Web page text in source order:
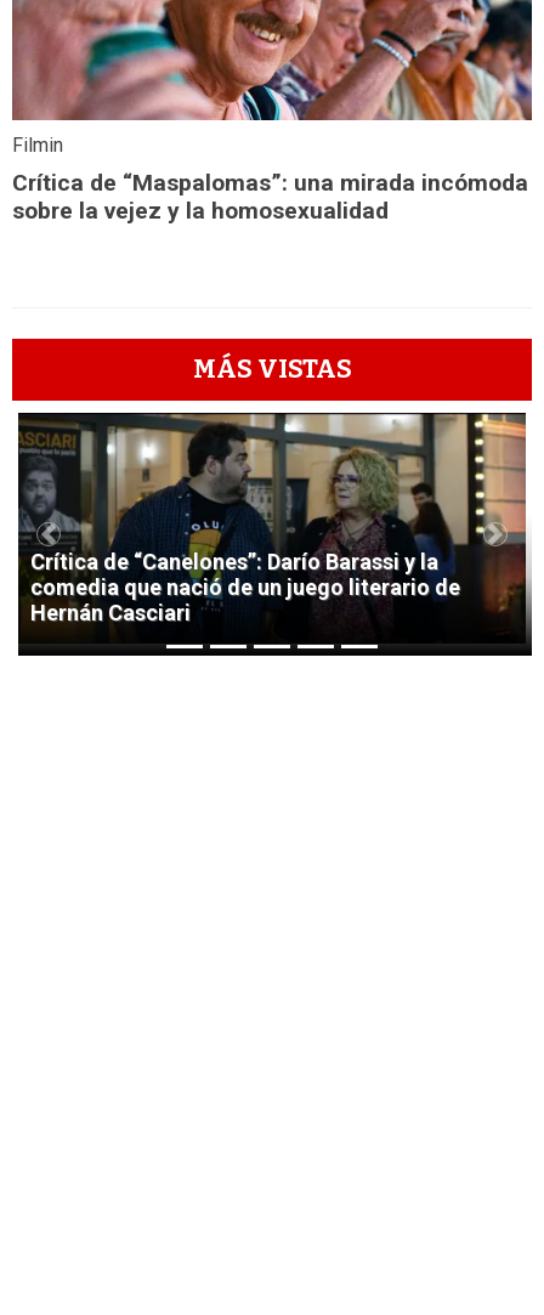
Filmin
Crítica de “Maspalomas”: una mirada incómoda
sobre la vejez y la homosexualidad
MÁS VISTAS
1
Crítica de “Canelones”: Darío Barassi y la
comedia que nació de un juego literario de
Hernán Casciari
Previous Next